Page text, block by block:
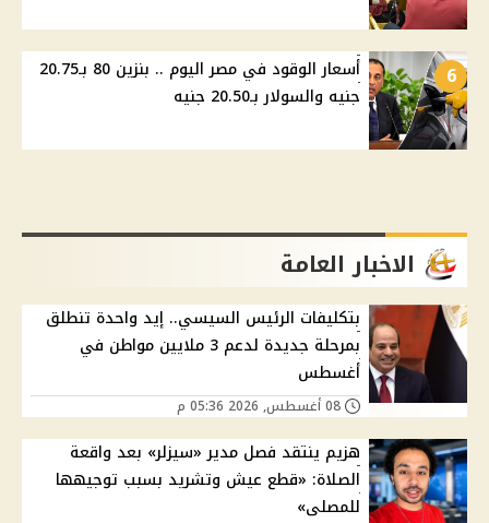
6
أسعار الوقود في مصر اليوم .. بنزين 80 بـ20.75
جنيه والسولار بـ20.50 جنيه
الاخبار العامة
بتكليفات الرئيس السيسي.. إيد واحدة تنطلق
بمرحلة جديدة لدعم 3 ملايين مواطن في
أغسطس
هزيم ينتقد فصل مدير «سيزلر» بعد واقعة
الصلاة: «قطع عيش وتشريد بسبب توجيهها
للمصلى»